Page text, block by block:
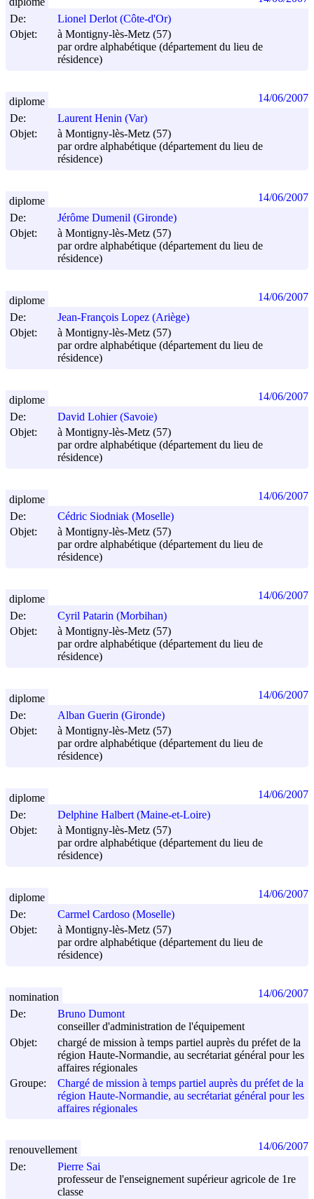
De:
Lionel Derlot (Côte-d'Or)
Objet:
à Montigny-lès-Metz (57)
par ordre alphabétique (département du lieu de
résidence)
De:
Laurent Henin (Var)
Objet:
à Montigny-lès-Metz (57)
par ordre alphabétique (département du lieu de
résidence)
diplome 14/06/2007
De:
Jérôme Dumenil (Gironde)
Objet:
à Montigny-lès-Metz (57)
par ordre alphabétique (département du lieu de
résidence)
diplome 14/06/2007
De:
Jean-François Lopez (Ariège)
Objet:
à Montigny-lès-Metz (57)
par ordre alphabétique (département du lieu de
résidence)
diplome 14/06/2007
De:
David Lohier (Savoie)
Objet:
à Montigny-lès-Metz (57)
par ordre alphabétique (département du lieu de
résidence)
diplome 14/06/2007
De:
Cédric Siodniak (Moselle)
Objet:
à Montigny-lès-Metz (57)
par ordre alphabétique (département du lieu de
résidence)
diplome 14/06/2007
De:
Cyril Patarin (Morbihan)
Objet:
à Montigny-lès-Metz (57)
par ordre alphabétique (département du lieu de
résidence)
diplome 14/06/2007
De:
Alban Guerin (Gironde)
Objet:
à Montigny-lès-Metz (57)
par ordre alphabétique (département du lieu de
résidence)
diplome 14/06/2007
De:
Delphine Halbert (Maine-et-Loire)
Objet:
à Montigny-lès-Metz (57)
par ordre alphabétique (département du lieu de
résidence)
diplome 14/06/2007
De:
Carmel Cardoso (Moselle)
Objet:
à Montigny-lès-Metz (57)
par ordre alphabétique (département du lieu de
résidence)
diplome 14/06/2007
De:
Bruno Dumont
conseiller d'administration de l'équipement
Objet:
chargé de mission à temps partiel auprès du préfet de la
région Haute-Normandie, au secrétariat général pour les
affaires régionales
Groupe:
Chargé de mission à temps partiel auprès du préfet de la
région Haute-Normandie, au secrétariat général pour les
affaires régionales
nomination 14/06/2007
De:
Pierre Sai
professeur de l'enseignement supérieur agricole de 1re
classe
renouvellement 14/06/2007